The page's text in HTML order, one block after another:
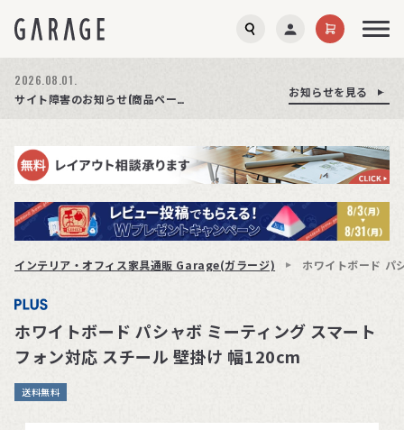
お知らせを見る
商品ページ障害復旧のお知らせ お知らせを見る
2026.08.01.
サイト障害のお知らせ(商品ページが正常に表示されない事象発生)
お知らせを見る
インテリア・オフィス家具通販 Garage(ガラージ) ホワイトボード パ
ホワイトボード パシャボ ミーティング スマート
フォン対応 スチール 壁掛け 幅120cm
送料無料